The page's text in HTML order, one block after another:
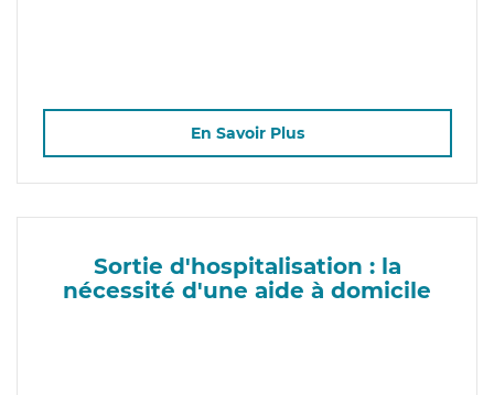
En Savoir Plus
Sortie d'hospitalisation : la
nécessité d'une aide à domicile